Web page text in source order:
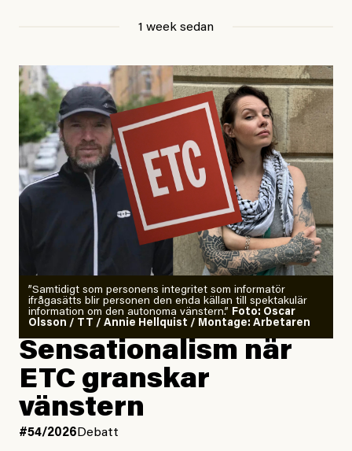
1 week sedan
”Samtidigt som personens integritet som informatör
ifrågasätts blir personen den enda källan till spektakulär
information om den autonoma vänstern.” Foto: Oscar
Olsson / TT / Annie Hellquist / Montage: Arbetaren
Sensationalism när
ETC granskar
vänstern
#54/2026 Debatt